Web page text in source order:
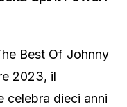
Best Of Johnny
2023, il
celebra dieci anni